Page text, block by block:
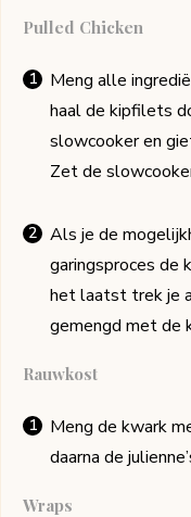
Pulled Chicken
Meng alle
haal de kipfilets
slowcooker en
Zet de
Als je de
garingsproces de
het laatst trek je
gemengd met de
Rauwkost
Meng de kwark
daarna de
Wraps